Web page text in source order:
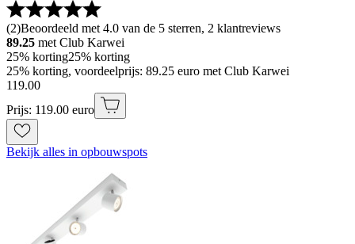
(2)Beoordeeld met 4.0 van de 5 sterren, 2 klantreviews
89.25 met Club Karwei
25% korting25% korting
25% korting, voordeelprijs: 89.25 euro met Club Karwei
119.00
Prijs: 119.00 euro
Bekijk alles in opbouwspots